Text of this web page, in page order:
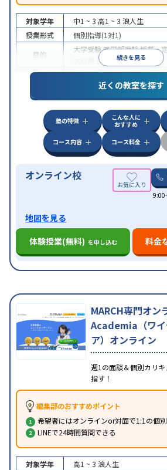
続きを見る
対象学年 中1 ~ 3 高1 ~ 3 浪人生
授業形式
個別指導(1対1)
目的
大学受験医学部受験授業・
英検(英語検定)対策
中高一貫校生に対応授業の
自習室あり
近くの教室を探す
塾の特徴
こんな人に
おすすめ
コース内容
コース料金
オンライン校
9:00
地図を見る
体験授業(無料) を申し込む 料金
MARCH専門オン
Academia（ワイ
ア）オンライン
週1の面談＆個別カリキ
指す！
編集部のおすすめポイント
希望者にはオンラインor対面で1:1の個
LINEで24時間質問できる
対象学年 高1 ~ 3 浪人生